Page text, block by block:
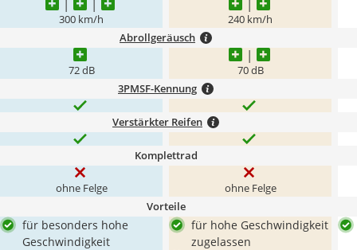
300 km/h 240 km/h
Abrollgeräusch
72 dB 70 dB
3PMSF-Kennung
Verstärkter Reifen
Komplettrad
ohne Felge ohne Felge
Vorteile
für besonders hohe
Geschwindigkeit
für hohe Geschwindigkeit
zugelassen